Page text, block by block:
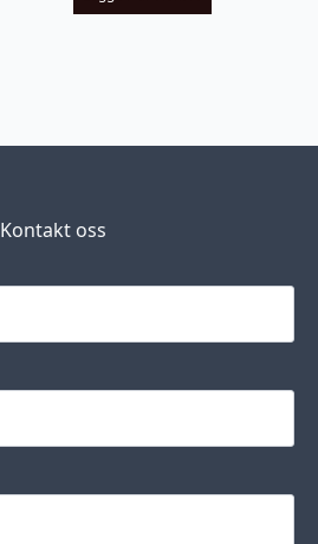
Kontakt oss